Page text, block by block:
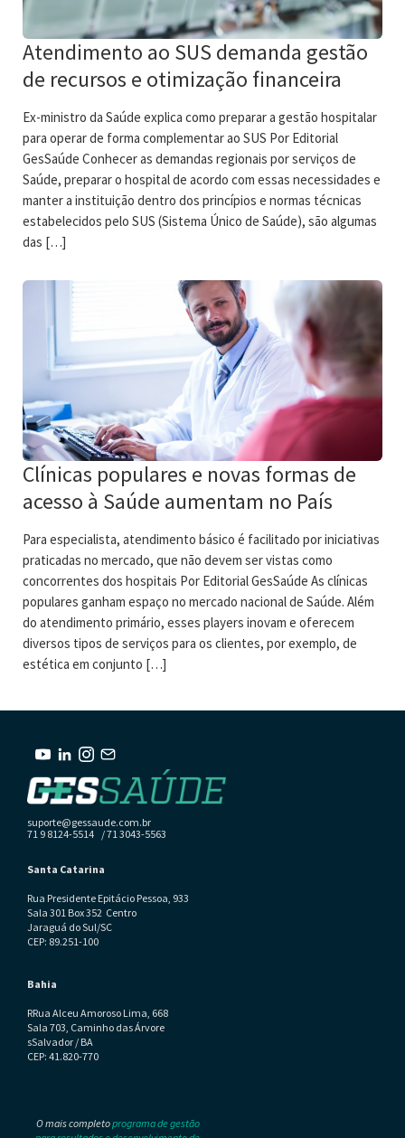
Atendimento ao SUS demanda gestão
de recursos e otimização financeira
Ex-ministro da Saúde explica como preparar a gestão hospitalar
para operar de forma complementar ao SUS Por Editorial
GesSaúde Conhecer as demandas regionais por serviços de
Saúde, preparar o hospital de acordo com essas necessidades e
manter a instituição dentro dos princípios e normas técnicas
estabelecidos pelo SUS (Sistema Único de Saúde), são algumas
das […]
Clínicas populares e novas formas de
acesso à Saúde aumentam no País
Para especialista, atendimento básico é facilitado por iniciativas
praticadas no mercado, que não devem ser vistas como
concorrentes dos hospitais Por Editorial GesSaúde As clínicas
populares ganham espaço no mercado nacional de Saúde. Além
do atendimento primário, esses players inovam e oferecem
diversos tipos de serviços para os clientes, por exemplo, de
estética em conjunto […]
suporte@gessaude.com.br
71 9 8124-5514 / 71 3043-5563
Santa Catarina
Rua Presidente Epitácio Pessoa, 933
Sala 301 Box 352 Centro
Jaraguá do Sul/SC
CEP: 89.251-100
Bahia
RRua Alceu Amoroso Lima, 668
Sala 703, Caminho das Árvore
sSalvador / BA
CEP: 41.820-770
O mais completoprograma de gestão